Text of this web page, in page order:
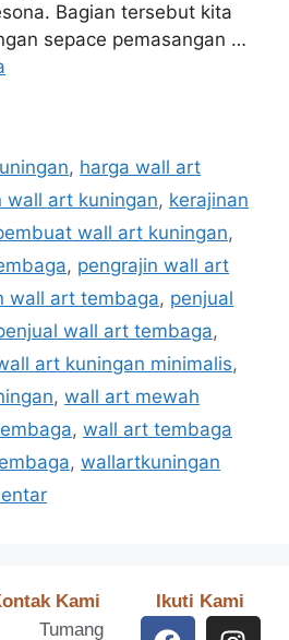
Bagian tersebut kita
sepace pemasangan …
, harga wall art
wall art kuningan, kerajinan
wall art kuningan,
, pengrajin wall art
wall art tembaga, penjual
wall art tembaga,
art kuningan minimalis,
, wall art mewah
, wall art tembaga
, wallartkuningan
Kami
Tumang
Ikuti Kami